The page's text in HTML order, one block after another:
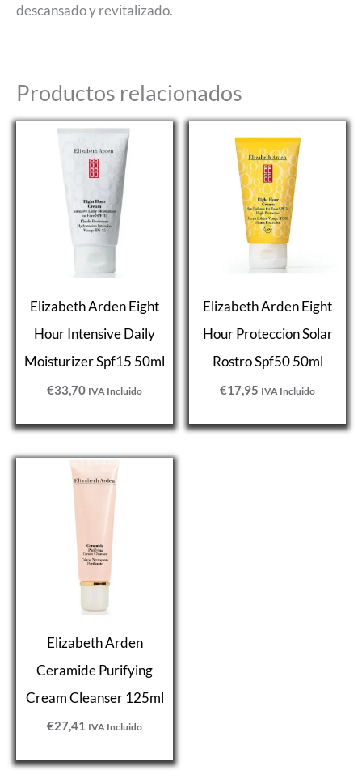
descansado y revitalizado.
Productos relacionados
Elizabeth Arden Eight
Hour Intensive Daily
Moisturizer Spf15 50ml
€33,70 IVA Incluido
Elizabeth Arden Eight
Hour Proteccion Solar
Rostro Spf50 50ml
€17,95 IVA Incluido
Elizabeth Arden
Ceramide Purifying
Cream Cleanser 125ml
€27,41 IVA Incluido